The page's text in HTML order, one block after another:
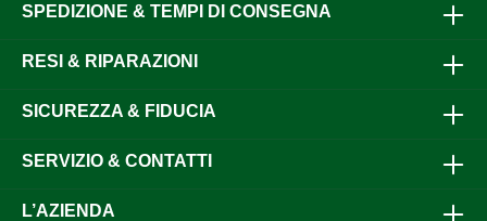
SPEDIZIONE & TEMPI DI CONSEGNA
RESI & RIPARAZIONI
SICUREZZA & FIDUCIA
SERVIZIO & CONTATTI
L’AZIENDA